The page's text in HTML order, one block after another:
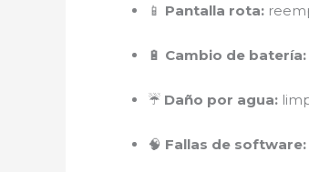
📱 Pantalla rota:
🔋 Cambio de batería:
☔ Daño por agua:
🧠 Fallas de software: